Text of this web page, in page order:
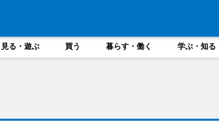
見る・遊ぶ 買う 暮らす・働く 学ぶ・知る